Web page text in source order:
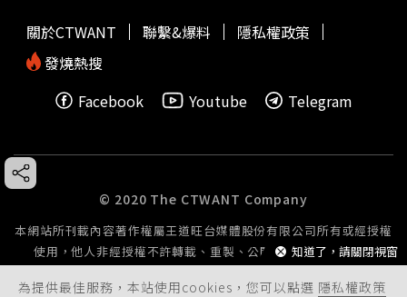
為提供最佳服務，本站使用cookies，您可以點選 隱私權政策
知道了，請關閉視窗
關於CTWANT 聯繫&爆料
隱私權政策
發燒熱搜
Facebook
Youtube Telegram
© 2020 The CTWANT Company
本網站所刊載內容著作權屬王道旺台媒體股份有限公司所有或經授權
使用，他人非經授權不許轉載、重製、公開播送或公開傳輸。